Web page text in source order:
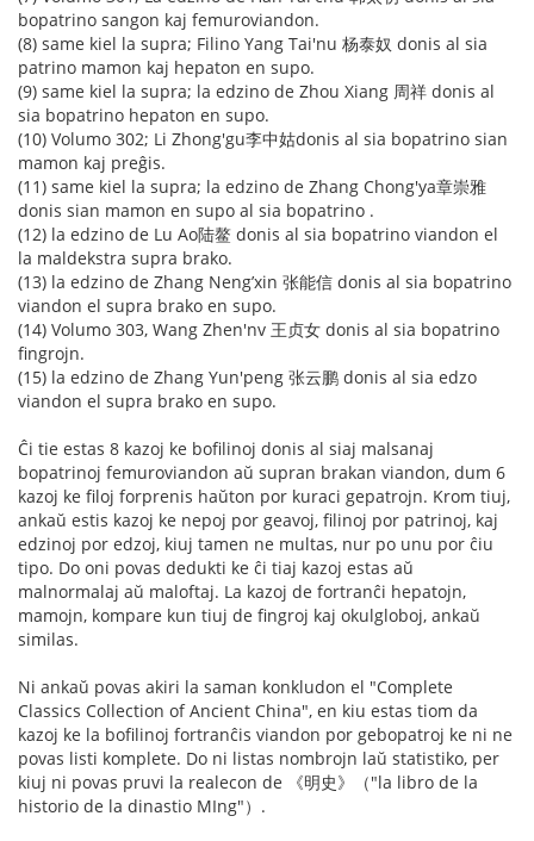
bopatrino sangon kaj femuroviandon.
(8) same kiel la supra; Filino Yang Tai'nu 杨泰奴 donis al sia
patrino mamon kaj hepaton en supo.
(9) same kiel la supra; la edzino de Zhou Xiang 周祥 donis al
sia bopatrino hepaton en supo.
(10) Volumo 302; Li Zhong'gu李中姑donis al sia bopatrino sian
mamon kaj preĝis.
(11) same kiel la supra; la edzino de Zhang Chong'ya章崇雅
donis sian mamon en supo al sia bopatrino .
(12) la edzino de Lu Ao陆鳌 donis al sia bopatrino viandon el
la maldekstra supra brako.
(13) la edzino de Zhang Neng’xin 张能信 donis al sia bopatrino
viandon el supra brako en supo.
(14) Volumo 303, Wang Zhen'nv 王贞女 donis al sia bopatrino
fingrojn.
(15) la edzino de Zhang Yun'peng 张云鹏 donis al sia edzo
viandon el supra brako en supo.
Ĉi tie estas 8 kazoj ke bofilinoj donis al siaj malsanaj
bopatrinoj femuroviandon aŭ supran brakan viandon, dum 6
kazoj ke filoj forprenis haŭton por kuraci gepatrojn. Krom tiuj,
ankaŭ estis kazoj ke nepoj por geavoj, filinoj por patrinoj, kaj
edzinoj por edzoj, kiuj tamen ne multas, nur po unu por ĉiu
tipo. Do oni povas dedukti ke ĉi tiaj kazoj estas aŭ
malnormalaj aŭ maloftaj. La kazoj de fortranĉi hepatojn,
mamojn, kompare kun tiuj de fingroj kaj okulgloboj, ankaŭ
similas.
Ni ankaŭ povas akiri la saman konkludon el "Complete
Classics Collection of Ancient China", en kiu estas tiom da
kazoj ke la bofilinoj fortranĉis viandon por gebopatroj ke ni ne
povas listi komplete. Do ni listas nombrojn laŭ statistiko, per
kiuj ni povas pruvi la realecon de 《明史》（"la libro de la
historio de la dinastio MIng"）.